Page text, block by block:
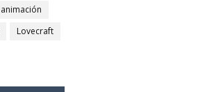
animación
Lovecraft